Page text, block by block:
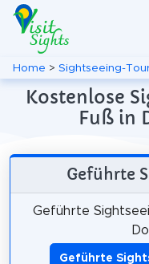
Home > Sightseeing-
Kostenlose
Fuß in
Geführte
Geführte
Geführte